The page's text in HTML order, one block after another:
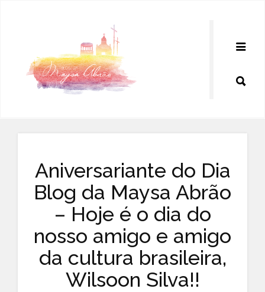
Aniversariante do Dia
Blog da Maysa Abrão
– Hoje é o dia do
nosso amigo e amigo
da cultura brasileira,
Wilsoon Silva!!